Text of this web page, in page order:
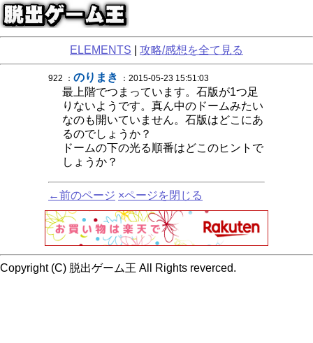
ELEMENTS 攻略/感想を全て見る
922 ： のりまき ：2015-05-23 15:51:03
最上階でつまっています。石版が1つ足
りないようです。真ん中のドームみたい
なのも開いていません。石版はどこにあ
るのでしょうか？
ドームの下の光る順番はどこのヒントで
しょうか？
←前のページ ×ページを閉じる
Copyright (C) 脱出ゲーム王 All Rights reverced.